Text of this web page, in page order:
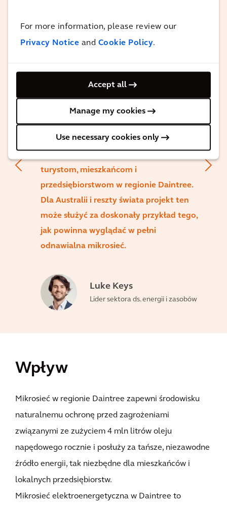
For more information, please review our
Privacy Notice and Cookie Policy.
Accept all
Manage my cookies
Use necessary cookies only
tego projektu, ponieważ to świetny krok
we właściwym kierunku na rzecz
odnawialnej i zrównoważonej energii. Po
ukończeniu projekt zapewni
stuprocentowo odnawialną,
turystom, mieszkańcom i
przedsiębiorstwom w regionie Daintree.
Dla Australii i reszty świata projekt ten
może służyć za doskonały przykład tego,
jak powinna wyglądać w pełni
odnawialna mikrosieć.
Luke Keys
Lider sektora ds. energii i zasobów
Wpływ
Mikrosieć w regionie Daintree zapewni środowisku
naturalnemu ochronę przed zagrożeniami
związanymi ze zużyciem 4 mln litrów oleju
napędowego rocznie i posłuży za tańsze, niezawodne
źródło energii, tak niezbędne dla mieszkańców i
lokalnych przedsiębiorstw.
Mikrosieć elektroenergetyczna w Daintree to